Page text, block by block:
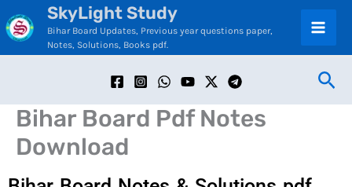
Skip
to
content
SkyLight Study
Bihar Board Updates, Previous year questions paper,
Notes, Solutions, Books pdf.
Bihar Board Pdf Notes
Download
C
a
g
o